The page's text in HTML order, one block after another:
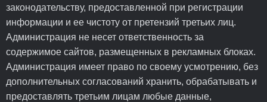
законодательству, предоставленной при регистрации
информации и ее чистоту от претензий третьих лиц.
Администрация не несет ответственность за
содержимое сайтов, размещенных в рекламных блоках.
Администрация имеет право по своему усмотрению, без
дополнительных согласований хранить, обрабатывать и
предоставлять третьим лицам любые данные,